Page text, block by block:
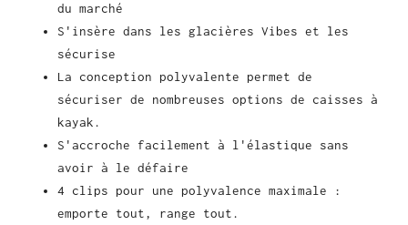
du marché
S'insère dans les glacières Vibes et les
sécurise
La conception polyvalente permet de
sécuriser de nombreuses options de caisses à
kayak.
S'accroche facilement à l'élastique sans
avoir à le défaire
4 clips pour une polyvalence maximale :
emporte tout, range tout.